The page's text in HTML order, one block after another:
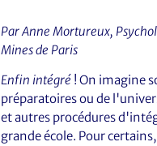
Par Anne Mortureux,
Mines de Paris
Enfin intégré ! On imagine
préparatoires ou de
et autres procédures
grande école. Pour